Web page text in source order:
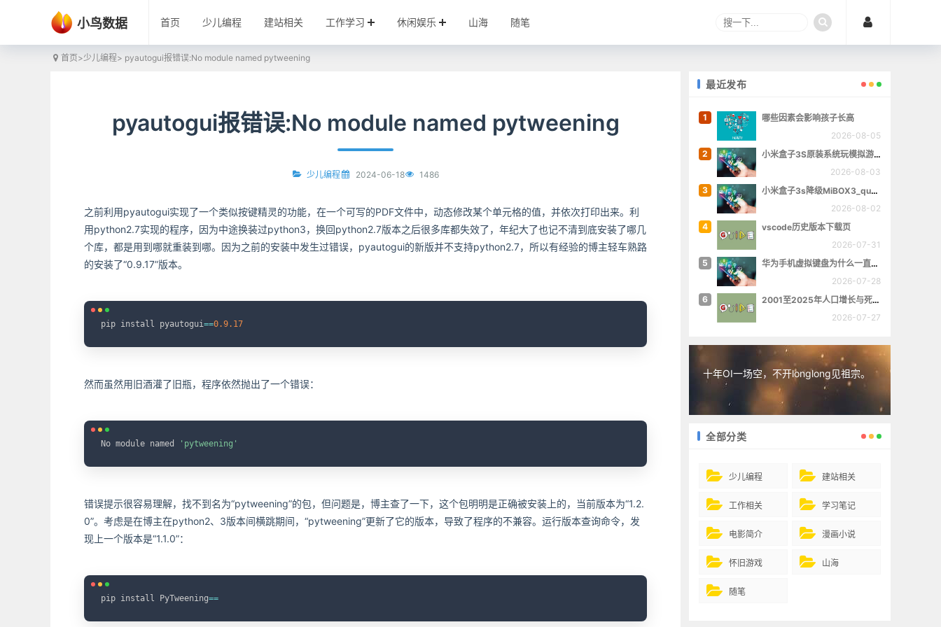
小鸟数据 首页 少儿编程 建站相关 工作学习 休闲娱乐 山海 随笔
首页>少儿编程> pyautogui报错误:No module named pytweening
pyautogui报错误:No module named pytweening
少儿编程 2024-06-18 1486
之前利用pyautogui实现了一个类似按键精灵的功能，在一个可写的PDF文件中，动态修改某个单元格的值，并依次打印出来。利
用python2.7实现的程序，因为中途换装过python3，换回python2.7版本之后很多库都失效了，年纪大了也记不清到底安装了哪几
个库，都是用到哪就重装到哪。因为之前的安装中发生过错误，pyautogui的新版并不支持python2.7，所以有经验的博主轻车熟路
的安装了“0.9.17”版本。
pip install pyautogui==0.9.17
然而虽然用旧酒灌了旧瓶，程序依然抛出了一个错误：
No module named 'pytweening'
错误提示很容易理解，找不到名为“pytweening”的包，但问题是，博主查了一下，这个包明明是正确被安装上的，当前版本为“1.2.
0”。考虑是在博主在python2、3版本间横跳期间，“pytweening”更新了它的版本，导致了程序的不兼容。运行版本查询命令，发
现上一个版本是“1.1.0”：
pip install PyTweening==
最近发布
1
哪些因素会影响孩子长高
2026-08-05
2
小米盒子3S原装系统玩模拟游戏
2026-08-03
3
小米盒子3s降级MiBOX3_queenchristina_r145
2026-08-02
4
vscode历史版本下载页
2026-07-31
5
华为手机虚拟键盘为什么一直跳出来
2026-07-28
6
2001至2025年人口增长与死亡数量概览
2026-07-27
十年OI一场空，不开longlong见祖宗。
全部分类
少儿编程 建站相关
工作相关 学习笔记
电影简介 漫画小说
怀旧游戏 山海
随笔